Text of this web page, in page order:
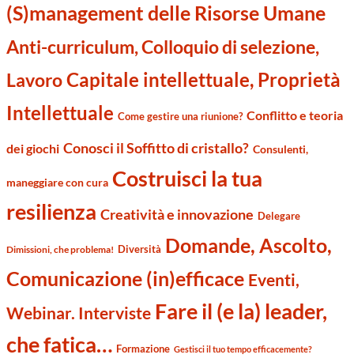
(S)management delle Risorse Umane
Anti-curriculum, Colloquio di selezione,
LavoroCapitale intellettuale, Proprietà
Intellettuale Come gestire una riunione? Conflitto e teoria
dei giochi Conosci il Soffitto di cristallo? Consulenti,
maneggiare con cura Costruisci la tua
resilienza Creatività e innovazione Delegare
Dimissioni, che problema! Diversità Domande, Ascolto,
Comunicazione (in)efficace Eventi,
Webinar. Interviste Fare il (e la) leader,
che fatica… Formazione Gestisci il tuo tempo efficacemente?